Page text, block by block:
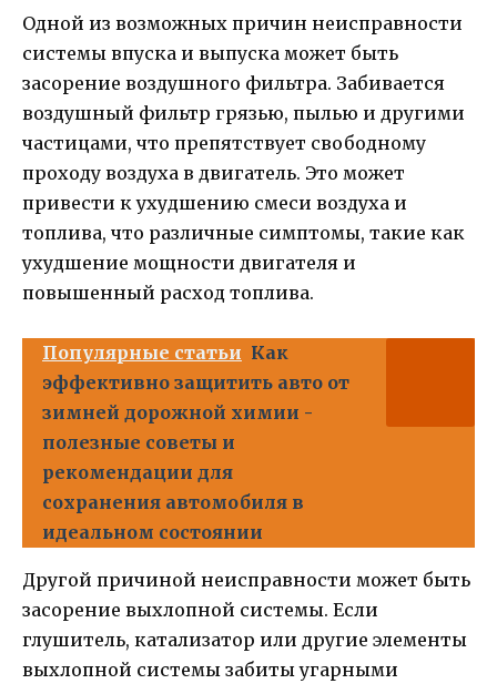
Одной из возможных причин неисправности
системы впуска и выпуска может быть
засорение воздушного фильтра. Забивается
воздушный фильтр грязью, пылью и другими
частицами, что препятствует свободному
проходу воздуха в двигатель. Это может
привести к ухудшению смеси воздуха и
топлива, что различные симптомы, такие как
ухудшение мощности двигателя и
повышенный расход топлива.
Популярные статьи Как
эффективно защитить авто от
зимней дорожной химии -
полезные советы и
рекомендации для
сохранения автомобиля в
идеальном состоянии
Другой причиной неисправности может быть
засорение выхлопной системы. Если
глушитель, катализатор или другие элементы
выхлопной системы забиты угарными